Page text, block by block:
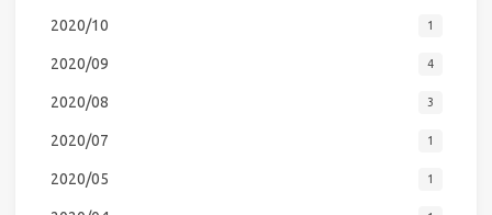
2020/10 1
2020/09 4
2020/08 3
2020/07 1
2020/05 1